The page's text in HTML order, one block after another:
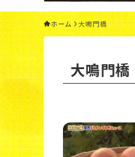
ホーム 大鳴門橋
大鳴門橋